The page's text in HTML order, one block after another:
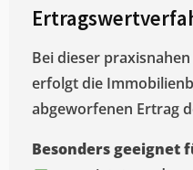
Bei dieser
erfolgt die
abgeworfenen Ertrag
Besonders geeignet